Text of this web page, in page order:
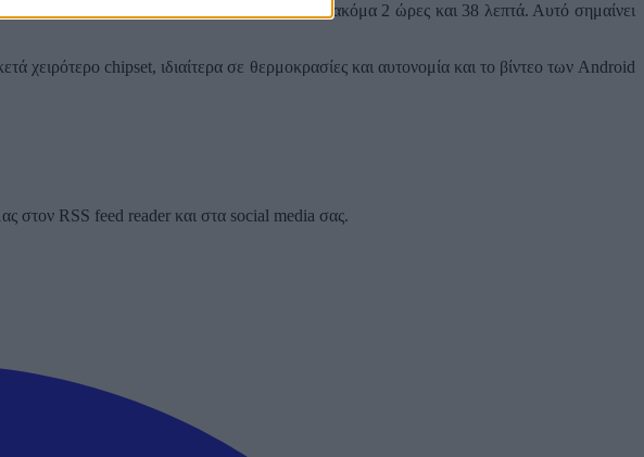
8 Elite Gen 5 παρέμεινε ανοιχτό για ακόμα 2 ώρες και 38 λεπτά. Αυτό σημαίνει
chipset, ιδιαίτερα σε θερμοκρασίες και αυτονομία και το βίντεο των Android
στον RSS feed reader και στα social media σας.